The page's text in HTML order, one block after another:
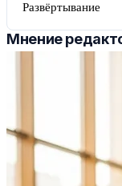
Развёртывание
Мнение